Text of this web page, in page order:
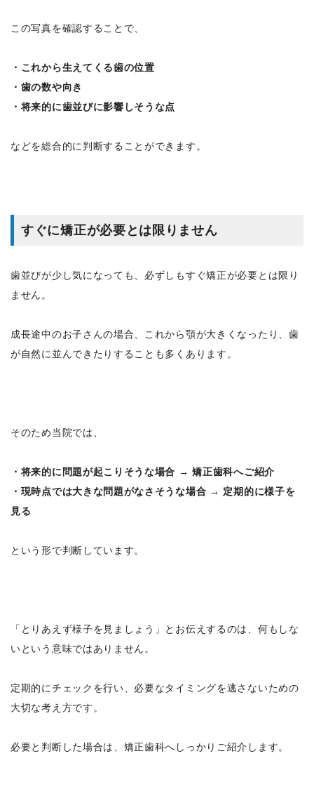
この写真を確認することで、
・これから生えてくる歯の位置
・歯の数や向き
・将来的に歯並びに影響しそうな点
などを総合的に判断することができます。
すぐに矯正が必要とは限りません
歯並びが少し気になっても、必ずしもすぐ矯正が必要とは限り
ません。
成長途中のお子さんの場合、これから顎が大きくなったり、歯
が自然に並んできたりすることも多くあります。
そのため当院では、
・将来的に問題が起こりそうな場合 → 矯正歯科へご紹介
・現時点では大きな問題がなさそうな場合 → 定期的に様子を
見る
という形で判断しています。
「とりあえず様子を見ましょう」とお伝えするのは、何もしな
いという意味ではありません。
定期的にチェックを行い、必要なタイミングを逃さないための
大切な考え方です。
必要と判断した場合は、矯正歯科へしっかりご紹介します。